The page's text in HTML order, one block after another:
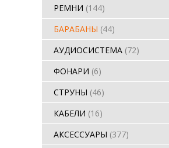
РЕМНИ (144)
БАРАБАНЫ (44)
АУДИОСИСТЕМА (72)
ФОНАРИ (6)
СТРУНЫ (46)
КАБЕЛИ (16)
АКСЕССУАРЫ (377)